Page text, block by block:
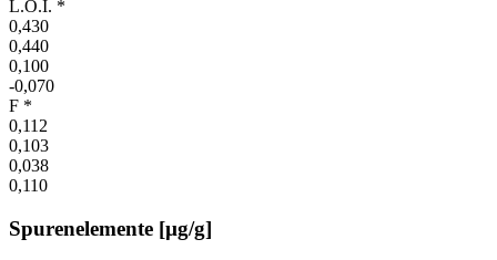
L.O.I. *
0,430
0,440
0,100
-0,070
F *
0,112
0,103
0,038
0,110
Spurenelemente [µg/g]